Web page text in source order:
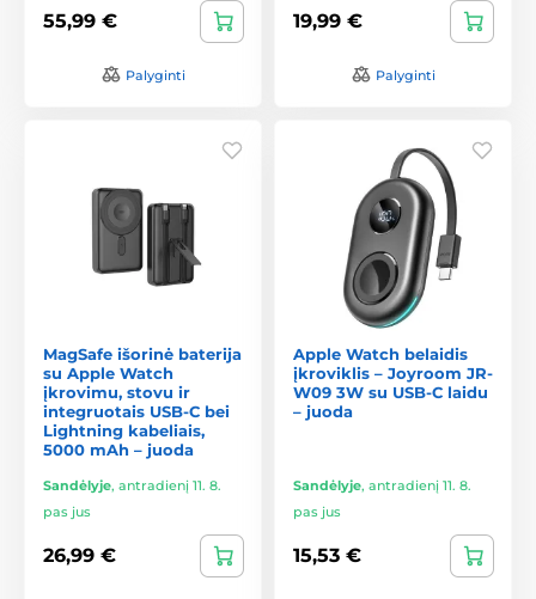
55,99 €
Palyginti
19,99 €
Palyginti
MagSafe išorinė baterija
su Apple Watch
įkrovimu, stovu ir
integruotais USB-C bei
Lightning kabeliais,
5000 mAh – juoda
Sandėlyje, antradienį 11. 8.
pas jus
26,99 €
Apple Watch belaidis
įkroviklis – Joyroom JR-
W09 3W su USB-C laidu
– juoda
Sandėlyje, antradienį 11. 8.
pas jus
15,53 €